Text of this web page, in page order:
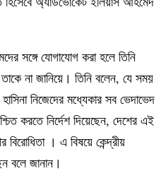
সঙ্গে যোগাযোগ করা হলে তিনি
না জানিয়ে। তিনি বলেন, যে সময়
নিজেদের মধ্যেকার সব ভেদাভেদ
করতে নির্দেশ দিয়েছেন, দেশের এই
। এ বিষয়ে কেন্দ্রীয়
বলে জানান।